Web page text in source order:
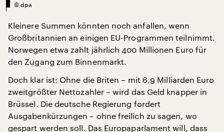
© dpa
Kleinere Summen könnten noch anfallen, wenn
Großbritannien an einigen EU-Programmen teilnimmt.
Norwegen etwa zahlt jährlich 400 Millionen Euro für
den Zugang zum Binnenmarkt.
Doch klar ist: Ohne die Briten – mit 6,9 Milliarden Euro
zweitgrößter Nettozahler – wird das Geld knapper in
Brüssel. Die deutsche Regierung fordert
Ausgabenkürzungen – ohne freilich zu sagen, wo
gespart werden soll. Das Europaparlament will, dass